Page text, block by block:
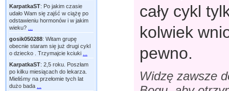
KarpatkaST: Po jakim czasie
udało Wam się zajść w ciążę po
odstawieniu hormonów i w jakim
wieku?
gosik050288: Witam grupę
obecnie staram się już drugi cykl
o dziecko . Trzymajcie kciuki
KarpatkaST: 2,5 roku. Poszłam
po kilku miesiącach do lekarza.
Mieliśmy na przełomie tych lat
dużo bada
cały cykl
kolwiek
pewno.
Widzę zawsze